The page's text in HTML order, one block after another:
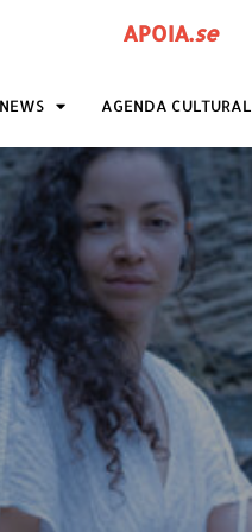
APOIA.se
AGENDA CULTURAL